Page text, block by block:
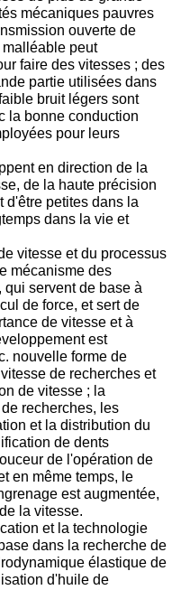
mécaniques pauvres
ouverte de
peut
faire des vitesses ; des
partie utilisées dans
bruit légers sont
la bonne conduction
pour leurs
en direction de la
de la haute précision
d'être petites dans la
dans la vie et
vitesse et du processus
mécanisme des
servent de base à
de force, et sert de
de vitesse et à
est
nouvelle forme de
de recherches et
de vitesse ; la
recherches, les
et la distribution du
de dents
de l'opération de
en même temps, le
est augmentée,
la vitesse.
et la technologie
dans la recherche de
élastique de
d'huile de